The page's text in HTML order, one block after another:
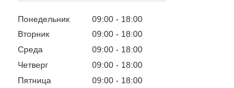
Понедельник 09:00
18:00
Вторник
09:00
18:00
Среда
09:00
18:00
Четверг
09:00
18:00
Пятница
09:00
18:00